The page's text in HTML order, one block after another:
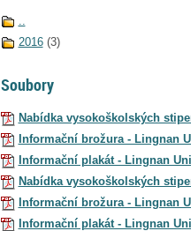
..
2016 (3)
Soubory
Nabídka vysokoškolských
Informační brožura - Lingnan
Informační plakát - Lingnan
Nabídka vysokoškolských
Informační brožura - Lingnan
Informační plakát - Lingnan